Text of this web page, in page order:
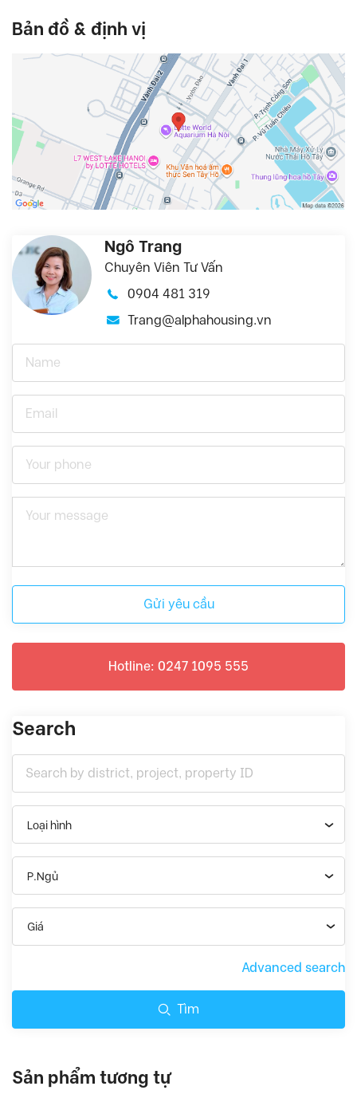
Bản đồ & định vị
Ngô Trang
Chuyên Viên Tư Vấn
0904 481 319
Trang@alphahousing.vn
Gửi yêu cầu
Hotline: 0247 1095 555
Search
Loại hình
P.Ngủ
Giá
Advanced search
Tìm
Sản phẩm tương tự